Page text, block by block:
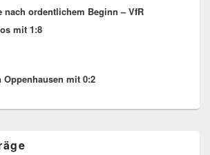
nach ordentlichem Beginn – VfR
mit 1:8
mit 0:2